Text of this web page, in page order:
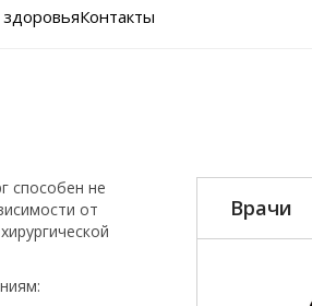
Контакты
способен не
от
Врачи